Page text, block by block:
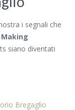
i segnali che
Making
siano diventati
Bregaglio